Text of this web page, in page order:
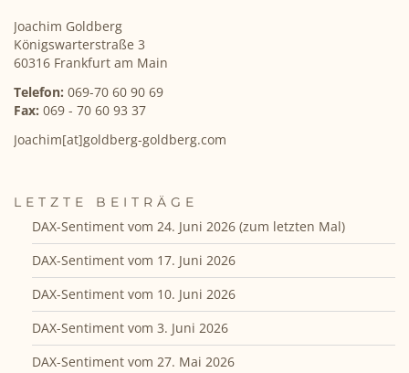
Joachim Goldberg
Königswarterstraße 3
60316 Frankfurt am Main
Telefon: 069-70 60 90 69
Fax: 069 - 70 60 93 37
Joachim[at]goldberg-goldberg.com
LETZTE BEITRÄGE
DAX-Sentiment vom 24. Juni 2026 (zum letzten Mal)
DAX-Sentiment vom 17. Juni 2026
DAX-Sentiment vom 10. Juni 2026
DAX-Sentiment vom 3. Juni 2026
DAX-Sentiment vom 27. Mai 2026